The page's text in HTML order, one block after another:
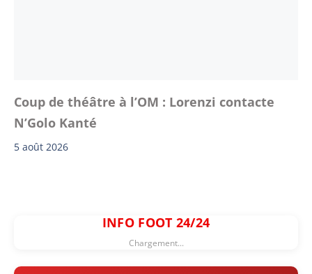
Coup de théâtre à l’OM : Lorenzi contacte
N’Golo Kanté
5 août 2026
INFO FOOT 24/24
Chargement...